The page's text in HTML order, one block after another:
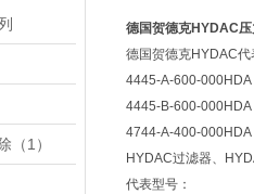
（1）
德国贺德克HYDAC
德国贺德克HYDAC
4445-A-600-
4445-B-600-
4744-A-400-
HYDAC过滤器、
代表型号：